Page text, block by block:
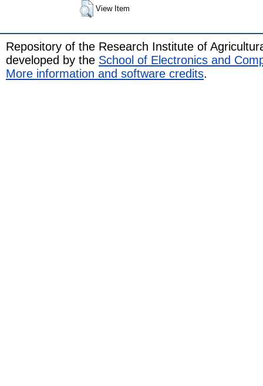
View Item
Repository of the Research Institute of
developed by the School of Electronics and
More information and software credits.